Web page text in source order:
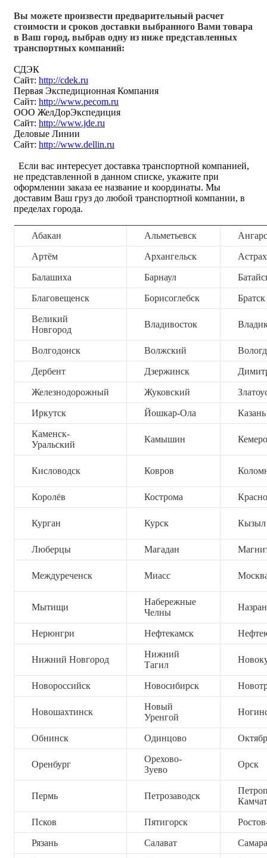
Вы можете произвести предварительный расчет
стоимости и сроков доставки выбранного Вами товара
в Ваш город, выбрав одну из ниже представленных
транспортных компаний:
СДЭК
Сайт: http://cdek.ru
Первая Экспедиционная Компания
Сайт: http://www.pecom.ru
ООО ЖелДорЭкспедиция
Сайт: http://www.jde.ru
Деловые Линии
Сайт: http://www.dellin.ru
Если вас интересует доставка транспортной компанией,
не представленной в данном списке, укажите при
оформлении заказа ее название и координаты. Мы
доставим Ваш груз до любой транспортной компании, в
пределах города.
Абакан Альметьевск
Артём Архангельск
Балашиха Барнаул
Благовещенск Борисоглебск Братск
Великий
Новгород
Владивосток
Волгодонск Волжский
Дербент Дзержинск
Железнодорожный Жуковский
Иркутск Йошкар-Ола Казань
Каменск-
Уральский
Камышин
Кисловодск Ковров
Королёв Кострома
Курган Курск Кызыл
Люберцы Магадан
Междуреченск Миасс
Мытищи
Набережные
Челны
Нерюнгри Нефтекамск
Нижний Новгород
Нижний
Тагил
Новороссийск Новосибирск
Новошахтинск
Новый
Уренгой
Обнинск Одинцово
Оренбург
Орехово-
Зуево
Орск
Пермь Петрозаводск
Псков Пятигорск
Рязань Салават Самара